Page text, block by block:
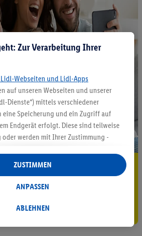
sparen³²ᵃ
zum Newsletter anmelden
Gutschein sichern!
Zur Verarbeitung Ihrer
Webseiten und Lidl-Apps
auf unseren Webseiten und unserer
Dienste“) mittels verschiedener
eine Speicherung und ein Zugriff auf
Endgerät erfolgt. Diese sind teilweise
werden mit Ihrer Zustimmung -
mit dem IAB TCF
für personalisierte Werbung
für personalisierte Werbung werden
ABLEHNEN
ANPASSEN
ZUSTIMMEN